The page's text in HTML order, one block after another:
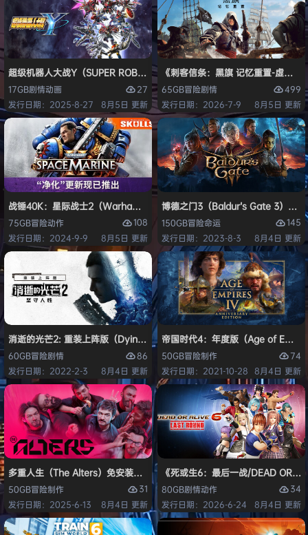
超级机器人大战Y（SUPER ROBOT WARS Y）免安装中文版
17GB剧情动画
27
发行日期：2025-8-27
8月5日 更新
《刺客信条：黑旗 记忆重置-虚拟
65GB冒险剧情
499
发行日期：2026-7-9
8月5日 更新
战锤40K：星际战士2（Warhammer 40,000: Space Marine 2）免安装
75GB冒险动作
108
发行日期：2024-9-9
8月5日 更新
博德之门3（Baldur’s Gate 3）免安
150GB冒险命运
145
发行日期：2023-8-3
8月4日 更新
消逝的光芒2: 重装上阵版（Dying Light 2 Stay Human: Reloaded
60GB冒险剧情
86
发行日期：2022-2-3
8月4日 更新
帝国时代4：年度版（Age of
50GB冒险制作
74
发行日期：2021-10-28 8月4日 更新
多重人生（The Alters）免安装中文版
50GB冒险制作
31
发行日期：2025-6-13
8月4日 更新
《死或生6：最后一战/DEAD OR
80GB剧情动作
34
发行日期：2026-6-24
8月4日 更新